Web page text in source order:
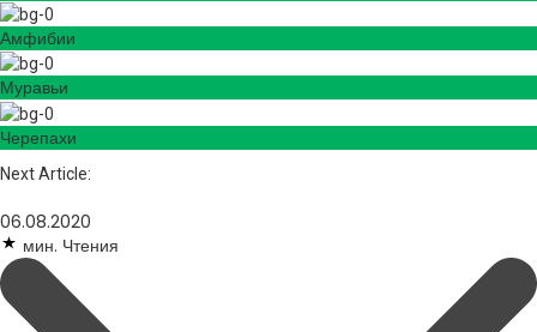
Амфибии
Муравьи
Черепахи
Next Article:
06.08.2020
мин. Чтения